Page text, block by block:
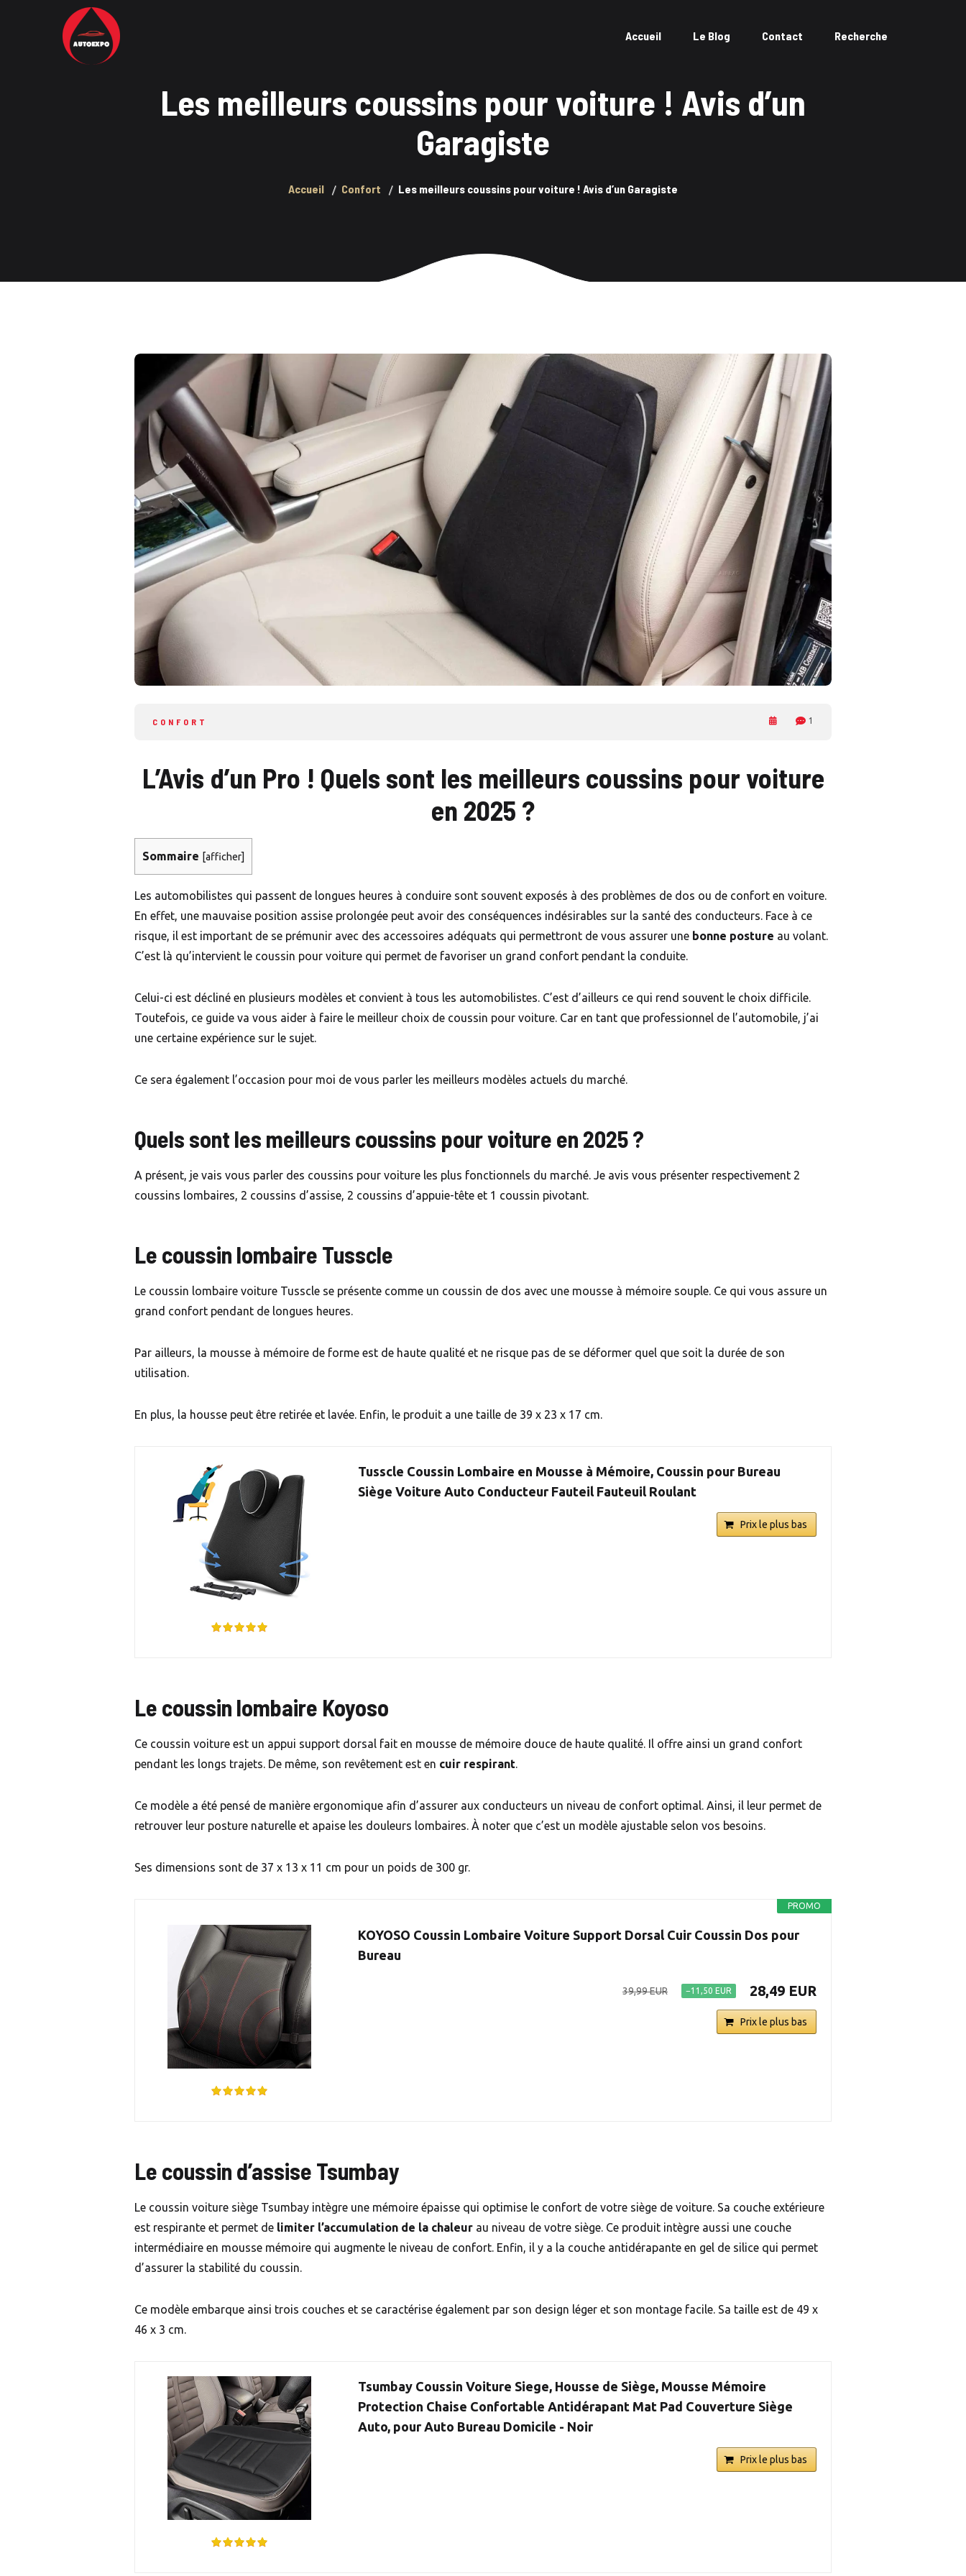
Accueil Le Blog Contact Recherche
Les meilleurs coussins pour voiture ! Avis d’un
Garagiste
Accueil Confort Les meilleurs coussins pour voiture ! Avis d’un Garagiste
CONFORT 1
L’Avis d’un Pro ! Quels sont les meilleurs coussins pour voiture
en 2025 ?
Sommaire [afficher]
Les automobilistes qui passent de longues heures à conduire sont souvent exposés à des problèmes de dos ou de confort en voiture.
En effet, une mauvaise position assise prolongée peut avoir des conséquences indésirables sur la santé des conducteurs. Face à ce
risque, il est important de se prémunir avec des accessoires adéquats qui permettront de vous assurer une bonne posture au volant.
C’est là qu’intervient le coussin pour voiture qui permet de favoriser un grand confort pendant la conduite.
Celui-ci est décliné en plusieurs modèles et convient à tous les automobilistes. C’est d’ailleurs ce qui rend souvent le choix difficile.
Toutefois, ce guide va vous aider à faire le meilleur choix de coussin pour voiture. Car en tant que professionnel de l’automobile, j’ai
une certaine expérience sur le sujet.
Ce sera également l’occasion pour moi de vous parler les meilleurs modèles actuels du marché.
Quels sont les meilleurs coussins pour voiture en 2025 ?
A présent, je vais vous parler des coussins pour voiture les plus fonctionnels du marché. Je avis vous présenter respectivement 2
coussins lombaires, 2 coussins d’assise, 2 coussins d’appuie-tête et 1 coussin pivotant.
Le coussin lombaire Tusscle
Le coussin lombaire voiture Tusscle se présente comme un coussin de dos avec une mousse à mémoire souple. Ce qui vous assure un
grand confort pendant de longues heures.
Par ailleurs, la mousse à mémoire de forme est de haute qualité et ne risque pas de se déformer quel que soit la durée de son
utilisation.
En plus, la housse peut être retirée et lavée. Enfin, le produit a une taille de 39 x 23 x 17 cm.
Tusscle Coussin Lombaire en Mousse à Mémoire, Coussin pour Bureau
Siège Voiture Auto Conducteur Fauteil Fauteuil Roulant
Prix le plus bas
Le coussin lombaire Koyoso
Ce coussin voiture est un appui support dorsal fait en mousse de mémoire douce de haute qualité. Il offre ainsi un grand confort
pendant les longs trajets. De même, son revêtement est en cuir respirant.
Ce modèle a été pensé de manière ergonomique afin d’assurer aux conducteurs un niveau de confort optimal. Ainsi, il leur permet de
retrouver leur posture naturelle et apaise les douleurs lombaires. À noter que c’est un modèle ajustable selon vos besoins.
Ses dimensions sont de 37 x 13 x 11 cm pour un poids de 300 gr.
PROMO
KOYOSO Coussin Lombaire Voiture Support Dorsal Cuir Coussin Dos pour
Bureau
39,99 EUR −11,50 EUR 28,49 EUR
Prix le plus bas
Le coussin d’assise Tsumbay
Le coussin voiture siège Tsumbay intègre une mémoire épaisse qui optimise le confort de votre siège de voiture. Sa couche extérieure
est respirante et permet de limiter l’accumulation de la chaleur au niveau de votre siège. Ce produit intègre aussi une couche
intermédiaire en mousse mémoire qui augmente le niveau de confort. Enfin, il y a la couche antidérapante en gel de silice qui permet
d’assurer la stabilité du coussin.
Ce modèle embarque ainsi trois couches et se caractérise également par son design léger et son montage facile. Sa taille est de 49 x
46 x 3 cm.
Tsumbay Coussin Voiture Siege, Housse de Siège, Mousse Mémoire
Protection Chaise Confortable Antidérapant Mat Pad Couverture Siège
Auto, pour Auto Bureau Domicile - Noir
Prix le plus bas